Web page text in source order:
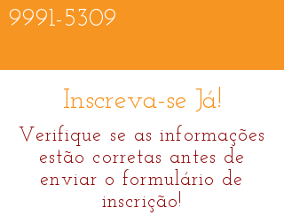
9991-5309
Inscreva-se Já!
Verifique se as informações
estão corretas antes de
enviar o formulário de
inscrição!